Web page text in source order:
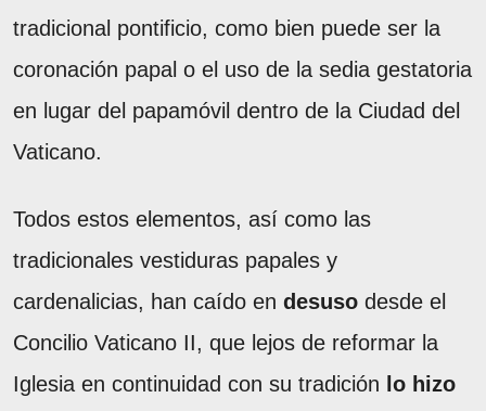
tradicional pontificio, como bien puede ser la
coronación papal o el uso de la sedia gestatoria
en lugar del papamóvil dentro de la Ciudad del
Vaticano.
Todos estos elementos, así como las
tradicionales vestiduras papales y
cardenalicias, han caído en desuso desde el
Concilio Vaticano II, que lejos de reformar la
Iglesia en continuidad con su tradición lo hizo